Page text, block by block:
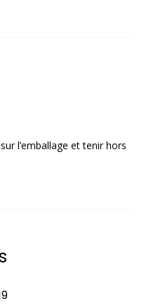
l’emballage et tenir hors